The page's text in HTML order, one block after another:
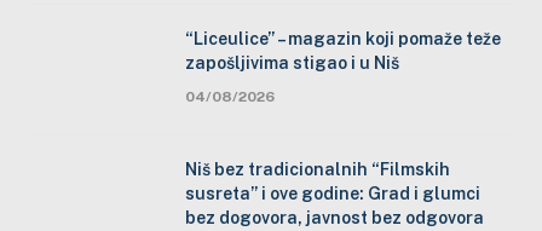
“Liceulice” – magazin koji pomaže teže
zapošljivima stigao i u Niš
04/08/2026
Niš bez tradicionalnih “Filmskih
susreta” i ove godine: Grad i glumci
bez dogovora, javnost bez odgovora